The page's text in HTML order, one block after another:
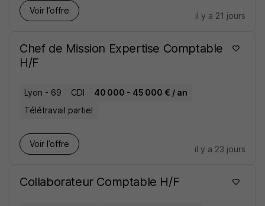
Voir l’offre
il y a 21 jours
Chef de Mission Expertise Comptable
H/F
Lyon - 69 CDI
40 000 - 45 000 € / an
Télétravail partiel
Voir l’offre
il y a 23 jours
Collaborateur Comptable H/F